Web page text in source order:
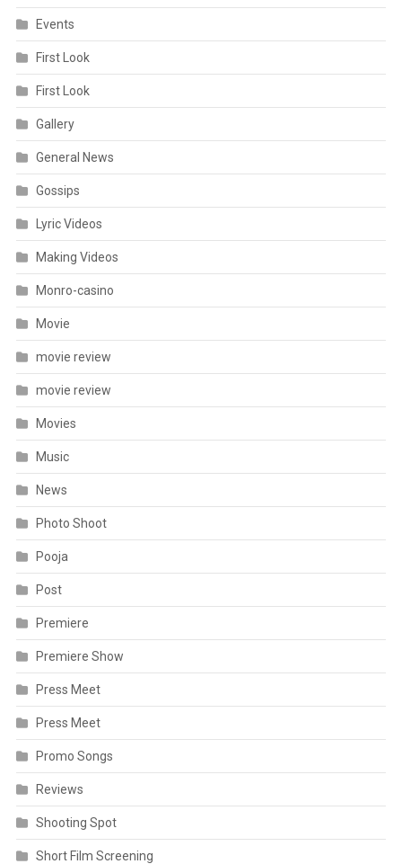
Events
First Look
First Look
Gallery
General News
Gossips
Lyric Videos
Making Videos
Monro-casino
Movie
movie review
movie review
Movies
Music
News
Photo Shoot
Pooja
Post
Premiere
Premiere Show
Press Meet
Press Meet
Promo Songs
Reviews
Shooting Spot
Short Film Screening